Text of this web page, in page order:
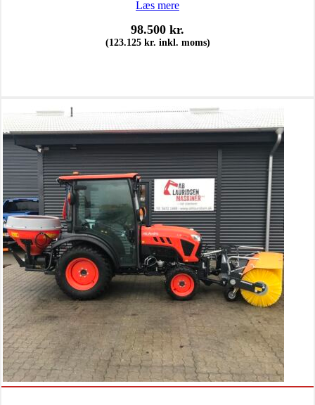
Læs mere
98.500 kr.
(123.125 kr. inkl. moms)